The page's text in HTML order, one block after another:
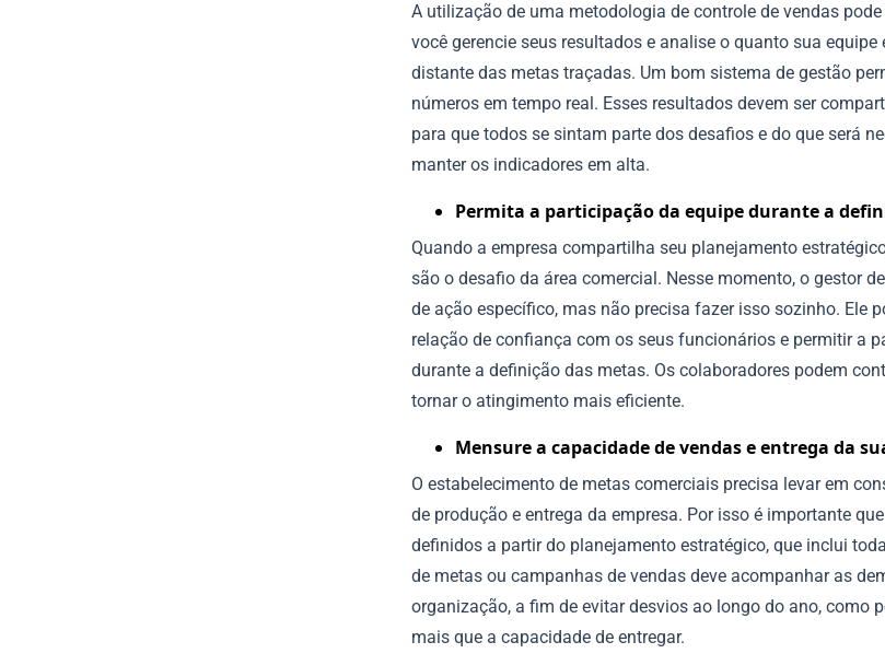
A utilização de uma metodologia de controle de vendas
você gerencie seus resultados e analise o quanto sua equipe
distante das metas traçadas. Um bom sistema de gestão
números em tempo real. Esses resultados devem ser
para que todos se sintam parte dos desafios e do que será
manter os indicadores em alta.
Permita a participação da equipe durante a
Quando a empresa compartilha seu planejamento
são o desafio da área comercial. Nesse momento, o gestor
de ação específico, mas não precisa fazer isso sozinho. Ele
relação de confiança com os seus funcionários e permitir a
durante a definição das metas. Os colaboradores podem
tornar o atingimento mais eficiente.
Mensure a capacidade de vendas e entrega da
O estabelecimento de metas comerciais precisa levar em
de produção e entrega da empresa. Por isso é importante
definidos a partir do planejamento estratégico, que inclui
de metas ou campanhas de vendas deve acompanhar as
organização, a fim de evitar desvios ao longo do ano, como
mais que a capacidade de entregar.